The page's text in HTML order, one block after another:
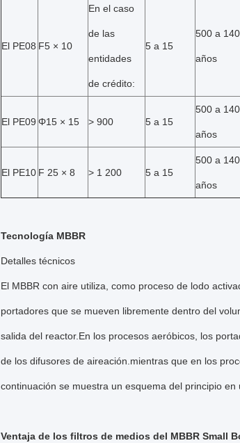
El PE08 F5 × 10
En el caso
de las
entidades
de crédito:
5 a 15
500 a
años
El PE09 Φ15 × 15 > 900 5 a 15
500 a
años
El PE10 F 25 × 8 > 1 200 5 a 15
500 a
años
Tecnología MBBR
Detalles técnicos
El MBBR con aire utiliza, como proceso de lodo
portadores que se mueven libremente dentro del
salida del reactor.En los procesos aeróbicos, los
de los difusores de aireación.mientras que en los
continuación se muestra un esquema del principio
Ventaja de los filtros de medios del MBBR Small